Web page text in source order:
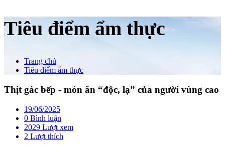
Tiêu điểm ẩm thực
Trang chủ
Tiêu điểm ẩm thực
Thịt gác bếp - món ăn “độc, lạ” của người vùng cao
19/06/2025
0 Bình luận
2029 Lượt xem
2 Lượt thích